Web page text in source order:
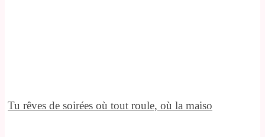
Tu rêves de soirées où tout roule, où la maiso